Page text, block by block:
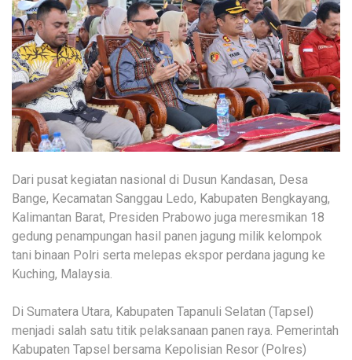
Dari pusat kegiatan nasional di Dusun Kandasan, Desa
Bange, Kecamatan Sanggau Ledo, Kabupaten Bengkayang,
Kalimantan Barat, Presiden Prabowo juga meresmikan 18
gedung penampungan hasil panen jagung milik kelompok
tani binaan Polri serta melepas ekspor perdana jagung ke
Kuching, Malaysia.
Di Sumatera Utara, Kabupaten Tapanuli Selatan (Tapsel)
menjadi salah satu titik pelaksanaan panen raya. Pemerintah
Kabupaten Tapsel bersama Kepolisian Resor (Polres)